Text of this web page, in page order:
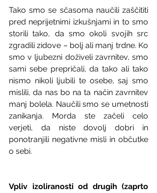
Tako smo se sčasoma naučili zaščititi
pred neprijetnimi izkušnjami in to smo
storili tako, da smo okoli svojih src
zgradili zidove – bolj ali manj trdne. Ko
smo v ljubezni doživeli zavrnitev, smo
sami sebe prepričali, da tako ali tako
nismo nikoli ljubili te osebe, saj smo
mislili, da nas bo na ta način zavrnitev
manj bolela. Naučili smo se umetnosti
zanikanja. Morda ste začeli celo
verjeti, da niste dovolj dobri in
ponotranjili negativne misli in občutke
o sebi.
Vpliv izoliranosti od drugih (zaprto